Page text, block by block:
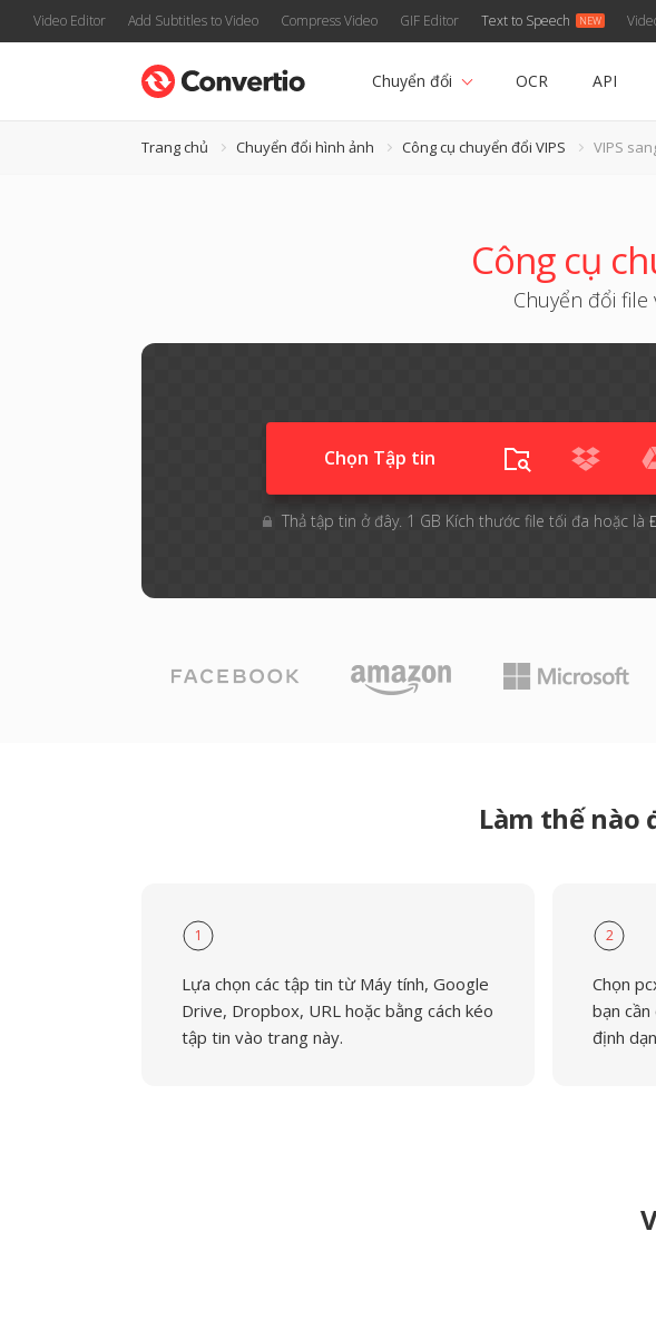
Video Editor Add Subtitles to Video Compress Video GIF Editor Text to Speech
Chuyển đổi OCR API
Trang chủ Chuyển đổi hình ảnh Công cụ chuyển đổi VIPS VIPS
Công cụ
Chuyển đổi
Chọn Tập tin
Thả tập tin ở đây. 1 GB Kích thước file tối đa hoặc là
Làm thế nào
1
Lựa chọn các tập tin từ Máy tính, Google
Drive, Dropbox, URL hoặc bằng cách kéo
tập tin vào trang này.
2
Chọn
bạn
định